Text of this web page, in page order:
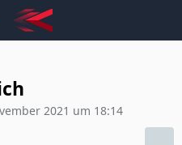
2021 um 18:14